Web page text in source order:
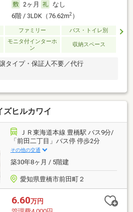
2ヶ月
なし
6階 / 3LDK（76.62m2）
ファミリー バス・トイレ別
モニタ付インターホ
ン
収納スペース
タイプ・保証人不要／代行
ズヒルカワイ
ＪＲ東海道本線 豊橋駅 バス9分/
「前田二丁目」バス停 停歩2分
その他の交通
築30年8ヶ月 / 5階建
愛知県豊橋市前田町２
6.60万円